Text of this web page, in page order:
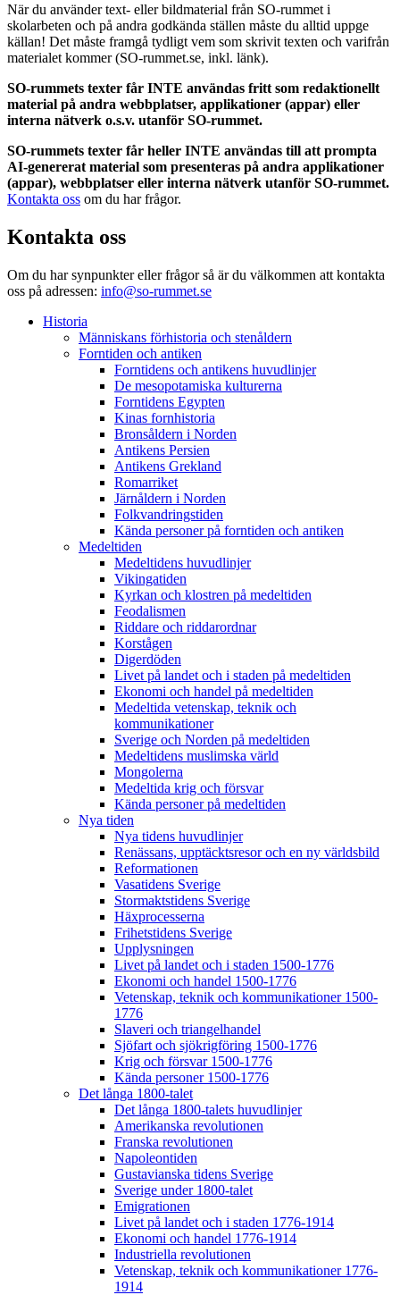
När du använder text- eller bildmaterial från SO-rummet i
skolarbeten och på andra godkända ställen måste du alltid uppge
källan! Det måste framgå tydligt vem som skrivit texten och varifrån
materialet kommer (SO-rummet.se, inkl. länk).
SO-rummets texter får INTE användas fritt som redaktionellt
material på andra webbplatser, applikationer (appar) eller
interna nätverk o.s.v. utanför SO-rummet.
SO-rummets texter får heller INTE användas till att prompta
AI-genererat material som presenteras på andra applikationer
(appar), webbplatser eller interna nätverk utanför SO-rummet.
Kontakta oss om du har frågor.
Kontakta oss
Om du har synpunkter eller frågor så är du välkommen att kontakta
oss på adressen: info@so-rummet.se
Historia
Människans förhistoria och stenåldern
Forntiden och antiken
Forntidens och antikens huvudlinjer
De mesopotamiska kulturerna
Forntidens Egypten
Kinas fornhistoria
Bronsåldern i Norden
Antikens Persien
Antikens Grekland
Romarriket
Järnåldern i Norden
Folkvandringstiden
Kända personer på forntiden och antiken
Medeltiden
Medeltidens huvudlinjer
Vikingatiden
Kyrkan och klostren på medeltiden
Feodalismen
Riddare och riddarordnar
Korstågen
Digerdöden
Livet på landet och i staden på medeltiden
Ekonomi och handel på medeltiden
Medeltida vetenskap, teknik och
kommunikationer
Sverige och Norden på medeltiden
Medeltidens muslimska värld
Mongolerna
Medeltida krig och försvar
Kända personer på medeltiden
Nya tiden
Nya tidens huvudlinjer
Renässans, upptäcktsresor och en ny världsbild
Reformationen
Vasatidens Sverige
Stormaktstidens Sverige
Häxprocesserna
Frihetstidens Sverige
Upplysningen
Livet på landet och i staden 1500-1776
Ekonomi och handel 1500-1776
Vetenskap, teknik och kommunikationer 1500-
1776
Slaveri och triangelhandel
Sjöfart och sjökrigföring 1500-1776
Krig och försvar 1500-1776
Kända personer 1500-1776
Det långa 1800-talet
Det långa 1800-talets huvudlinjer
Amerikanska revolutionen
Franska revolutionen
Napoleontiden
Gustavianska tidens Sverige
Sverige under 1800-talet
Emigrationen
Livet på landet och i staden 1776-1914
Ekonomi och handel 1776-1914
Industriella revolutionen
Vetenskap, teknik och kommunikationer 1776-
1914